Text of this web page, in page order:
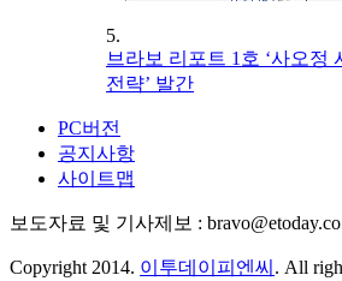
5.
브라보 리포트 1호 ‘사오정
전략’ 발간
PC버전
공지사항
사이트맵
보도자료 및 기사제보 :
Copyright 2014. 이투데이피엔씨 . All